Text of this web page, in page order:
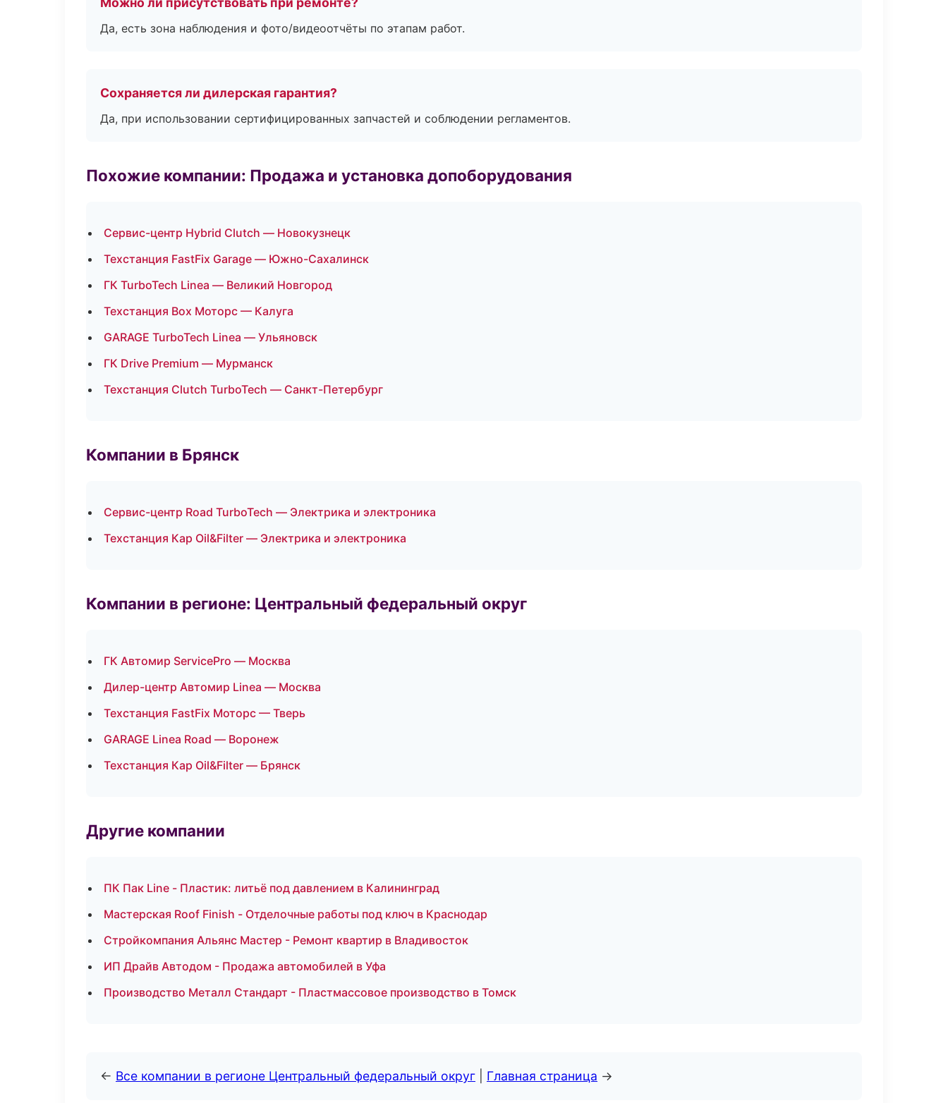
Да, есть зона наблюдения и фото/видеоотчёты по этапам работ.
Сохраняется ли дилерская гарантия?
Да, при использовании сертифицированных запчастей и соблюдении регламентов.
Похожие компании: Продажа и установка допоборудования
Сервис-центр Hybrid Clutch — Новокузнецк
Техстанция FastFix Garage — Южно-Сахалинск
ГК TurboTech Linea — Великий Новгород
Техстанция Box Моторс — Калуга
GARAGE TurboTech Linea — Ульяновск
ГК Drive Premium — Мурманск
Техстанция Clutch TurboTech — Санкт-Петербург
Компании в Брянск
Сервис-центр Road TurboTech — Электрика и электроника
Техстанция Кар Oil&Filter — Электрика и электроника
Компании в регионе: Центральный федеральный округ
ГК Автомир ServicePro — Москва
Дилер-центр Автомир Linea — Москва
Техстанция FastFix Моторс — Тверь
GARAGE Linea Road — Воронеж
Техстанция Кар Oil&Filter — Брянск
Другие компании
ПК Пак Line - Пластик: литьё под давлением в Калининград
Мастерская Roof Finish - Отделочные работы под ключ в Краснодар
Стройкомпания Альянс Мастер - Ремонт квартир в Владивосток
ИП Драйв Автодом - Продажа автомобилей в Уфа
Производство Металл Стандарт - Пластмассовое производство в Томск
← Все компании в регионе Центральный федеральный округ Главная страница →